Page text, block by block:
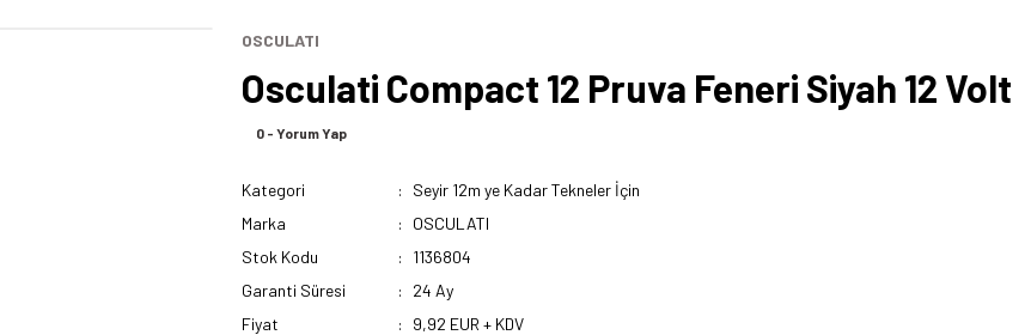
OSCULATI
Osculati Compact 12 Pruva Feneri Siyah 12 Volt
0 - Yorum Yap
Kategori
Seyir 12m ye Kadar Tekneler İçin
Marka
OSCULATI
Stok Kodu
1136804
Garanti Süresi
24 Ay
Fiyat
9,92 EUR + KDV